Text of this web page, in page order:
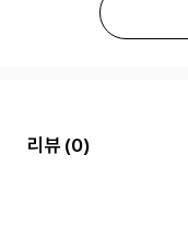
리뷰 (0)